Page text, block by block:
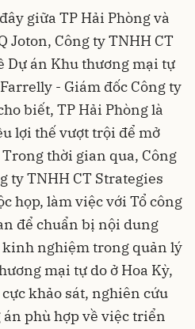
giữa TP Hải Phòng và
Joton, Công ty TNHH CT
Dự án Khu thương mại tự
- Giám đốc Công ty
biết, TP Hải Phòng là
lợi thế vượt trội để mở
thời gian qua, Công
ty TNHH CT Strategies
họp, làm việc với Tổ công
để chuẩn bị nội dung
kinh nghiệm trong quản lý
mại tự do ở Hoa Kỳ,
khảo sát, nghiên cứu
phù hợp về việc triển